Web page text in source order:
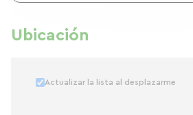
Ubicación
Actualizar la lista al desplazarme